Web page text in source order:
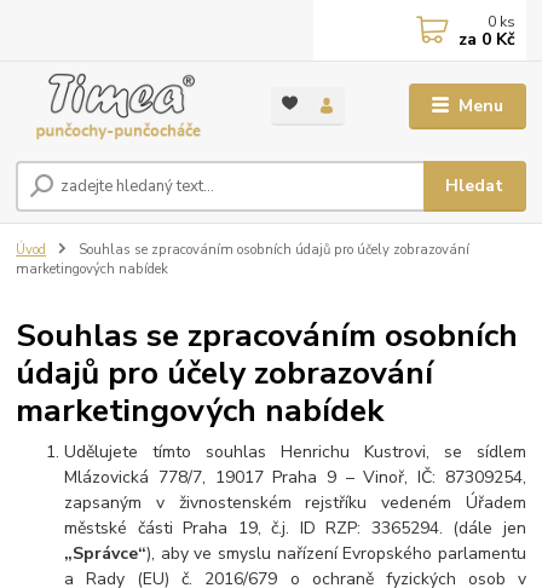
Menu
Hledat
0 ks
za 0 Kč
Úvod
Souhlas se zpracováním osobních údajů pro účely zobrazování
marketingových nabídek
Souhlas se zpracováním osobních
údajů pro účely zobrazování
marketingových nabídek
Udělujete tímto souhlas Henrichu Kustrovi, se sídlem
Mlázovická 778/7, 19017 Praha 9 – Vinoř, IČ: 87309254,
zapsaným v živnostenském rejstříku vedeném Úřadem
městské části Praha 19, č.j. ID RZP: 3365294. (dále jen
„Správce“), aby ve smyslu nařízení Evropského parlamentu
a Rady (EU) č. 2016/679 o ochraně fyzických osob v